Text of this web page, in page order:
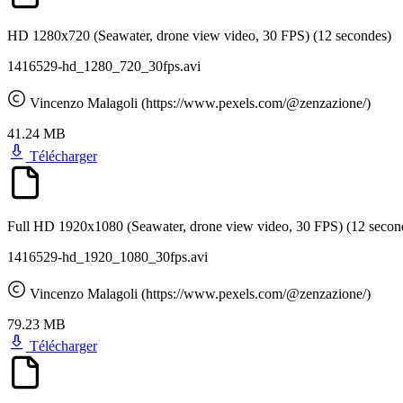
HD 1280x720 (Seawater, drone view video, 30 FPS) (12 secondes)
1416529-hd_1280_720_30fps.avi
Vincenzo Malagoli (https://www.pexels.com/@zenzazione/)
41.24 MB
Télécharger
Full HD 1920x1080 (Seawater, drone view video, 30 FPS) (12
1416529-hd_1920_1080_30fps.avi
Vincenzo Malagoli (https://www.pexels.com/@zenzazione/)
79.23 MB
Télécharger